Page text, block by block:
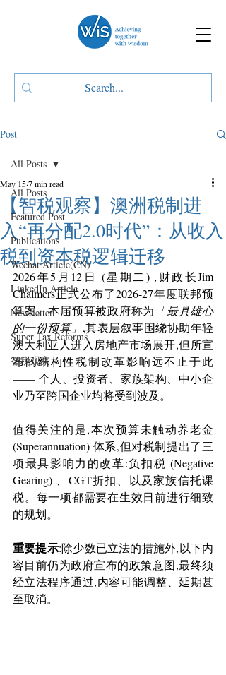
Post
All Posts
Featured Post
Publications
Wechat Article(CN)
LinkedIn Article
Newsletter
Super Tax Reforms
智税观察
All Posts
【智税观察】澳洲税制进
入“再分配2.0时代”：从收入
税到资本税逻辑迁移
May 157 min read
2026年5月12日 (星期二) ,财政长Jim
Chalmers正式公布了2026-27年度联邦预
算案。本届预算被政府称为 「最具雄心
的一份预算」 ,其表层叙事围绕协助年轻
澳大利亚人进入房地产市场展开,但所宣
布的结构性税制改革影响远不止于此
—— 个人、投资者、家族架构、中小企
业乃至跨国企业均将受到波及。
值得关注的是,本次预算未触动养老金
(Superannuation) 体系,但对税制提出了三
项最具影响力的改革:负扣税 (Negative
Gearing) 、CGT折扣、以及家族信托课
税。每一项都需要在生效日前进行细致
的规划。
重要提示:除少数已立法的措施外,以下内
容目前仍为政府宣布的政策意图,最终须
经立法程序通过,内容可能调整、延期甚
至取消。